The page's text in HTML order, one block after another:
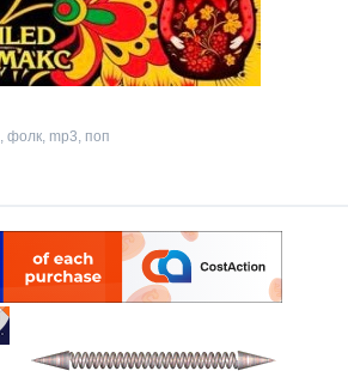
, фолк, mp3, поп